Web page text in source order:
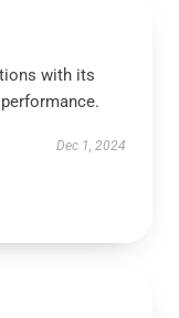
with its
Dec 1, 2024